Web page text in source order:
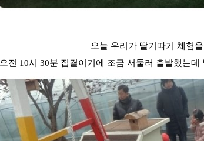
오늘 우리가 딸기따기 체험
오전 10시 30분 집결이기에 조금 서둘러 출발했는